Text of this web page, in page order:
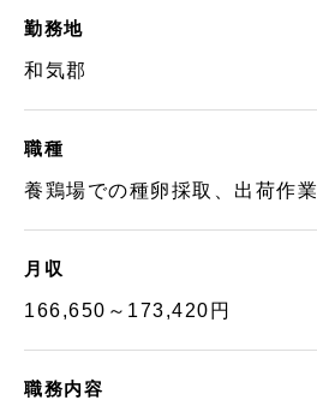
勤務地
和気郡
職種
養鶏場での種卵採取、出荷作業
月収
166,650～173,420円
職務内容